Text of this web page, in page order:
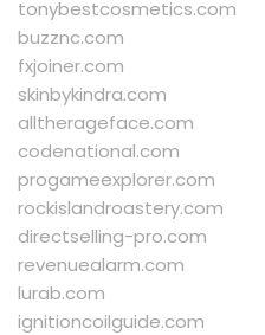
tonybestcosmetics.com
buzznc.com
fxjoiner.com
skinbykindra.com
alltherageface.com
codenational.com
progameexplorer.com
rockislandroastery.com
directselling-pro.com
revenuealarm.com
lurab.com
ignitioncoilguide.com